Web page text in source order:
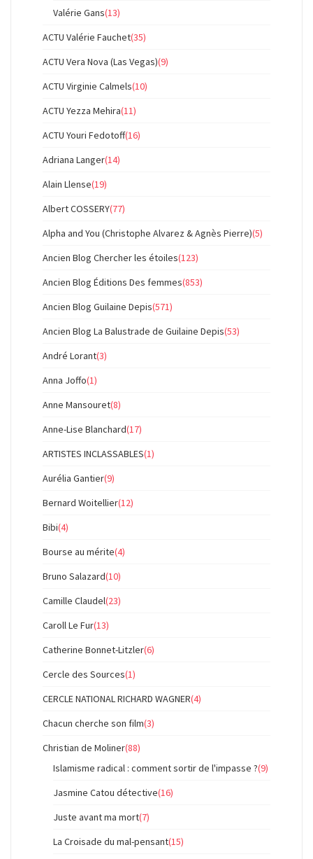
Valérie Gans(13)
ACTU Valérie Fauchet(35)
ACTU Vera Nova (Las Vegas)(9)
ACTU Virginie Calmels(10)
ACTU Yezza Mehira(11)
ACTU Youri Fedotoff(16)
Adriana Langer(14)
Alain Llense(19)
Albert COSSERY(77)
Alpha and You (Christophe Alvarez & Agnès Pierre)(5)
Ancien Blog Chercher les étoiles(123)
Ancien Blog Éditions Des femmes(853)
Ancien Blog Guilaine Depis(571)
Ancien Blog La Balustrade de Guilaine Depis(53)
André Lorant(3)
Anna Joffo(1)
Anne Mansouret(8)
Anne-Lise Blanchard(17)
ARTISTES INCLASSABLES(1)
Aurélia Gantier(9)
Bernard Woitellier(12)
Bibi(4)
Bourse au mérite(4)
Bruno Salazard(10)
Camille Claudel(23)
Caroll Le Fur(13)
Catherine Bonnet-Litzler(6)
Cercle des Sources(1)
CERCLE NATIONAL RICHARD WAGNER(4)
Chacun cherche son film(3)
Christian de Moliner(88)
Islamisme radical : comment sortir de l'impasse ?(9)
Jasmine Catou détective(16)
Juste avant ma mort(7)
La Croisade du mal-pensant(15)